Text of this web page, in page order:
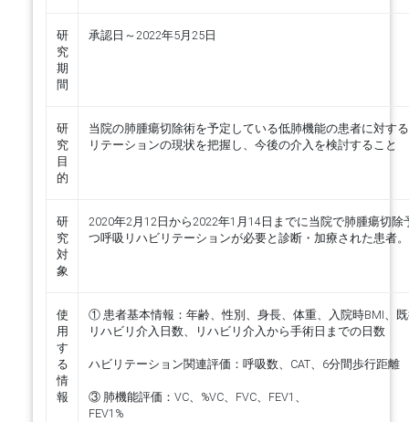
研
究
期
間
承認日～2022年5月25日
研
究
目
的
当院の肺腫瘍切除術を予定している低肺機能の患者に対す
リテーションの現状を把握し、今後の介入を検討すること
研
究
対
象
2020年2月12日から2022年1月14日までに当院で肺腫瘍切除
つ呼吸リハビリテーションが必要と診断・加療された患者。
使
用
す
る
情
報
① 患者基本情報：年齢、性別、身長、体重、入院時BMI、
リハビリ介入日数、リハビリ介入から手術日までの日数
ハビリテーション関連評価：呼吸数、CAT、6分間歩行距離
③ 肺機能評価：VC、%VC、FVC、FEV1、
FEV1%